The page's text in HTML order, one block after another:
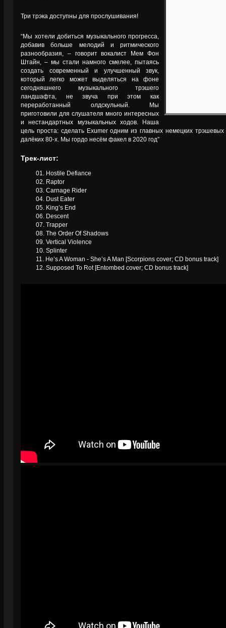
Три трэка доступны для прослушивания!
“Мы хотели добиться музыкального прогресса,
добавив больше мелодий и ритмического
разнообразия, – говорит вокалист Мем Фон
Штайн, – мы стали намного смелее, пытаясь
создать современный и улучшенный звук,
который легко может выделяться на фоне
сегодняшнего музыкального трэшего
ландшафта, не звуча при этом как
переработанный олдскульный. Мы
приготовили для слушателя много интересных
и нестандартных музыкальных ходов. Наша
цель проста: сделать Exumer одним из главных немецких трэшевых
далёких 80-х. Мы гордо несём факел в 2020 год”
Трек-лист:
01. Hostile Defiance
02. Raptor
03. Carnage Rider
04. Dust Eater
05. King’s End
06. Descent
07. Trapper
08. The Order Of Shadows
09. Vertical Violence
10. Splinter
11. He’s A Woman - She’s A Man [Scorpions cover; CD bonus track]
12. Supposed To Rot [Entombed cover; CD bonus track]